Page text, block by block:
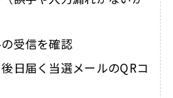
受信を確認
日届く当選メールのQRコ